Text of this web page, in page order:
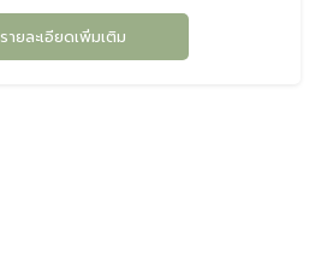
ายละเอียดเพิ่มเติม